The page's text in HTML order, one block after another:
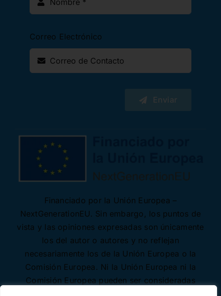
Correo Electrónico
Enviar
Financiado por la Unión Europea –
NextGenerationEU. Sin embargo, los puntos de
vista y las opiniones expresadas son únicamente
los del autor o autores y no reflejan
necesariamente los de la Unión Europea o la
Comisión Europea. Ni la Unión Europea ni la
Comisión Europea pueden ser consideradas